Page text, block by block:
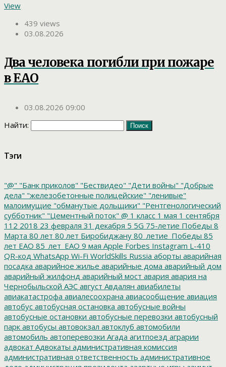
View
439 views
03.08.2026
Два человека погибли при пожаре
в ЕАО
03.08.2026 09:00
Найти:
Тэги
"@" "Банк приколов" "Бествидео" "Дети войны" "Добрые
дела" "железобетонные полицейские" "ленивые"
малоимущие "обманутые дольщики" "Рентгенологический
субботник" "Цементный поток" @ 1 класс 1 мая 1 сентября
112 2018 23 февраля 31 декабря 5 5G 75-летие Победы 8
Марта 80 лет 80 лет Биробиджану 80_летие_Победы 85
лет ЕАО 85_лет_ЕАО 9 мая Apple Forbes Instagram L-410
QR-код WhatsApp Wi-Fi WorldSkills Russia аборты аварийная
посадка аварийное жилье аварийные дома аварийный дом
аварийный жилфонд аварийный мост авария авария на
Чернобыльской АЭС август Авдалян авиабилеты
авиакатастрофа авиалесоохрана авиасообщение авиация
автобус автобусная остановка автобусные войны
автобусные остановки автобусные перевозки автобусный
парк автобусы автовокзал автоклуб автомобили
автомобиль автоперевозки Агада агитпоезд аграрии
адвокат Адвокаты административная комиссия
административная ответственность административное